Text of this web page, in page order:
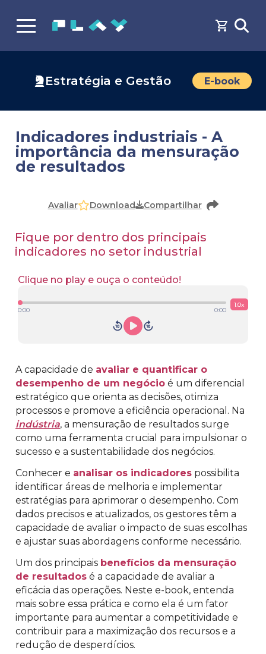
Estratégia e Gestão E-book
Indicadores industriais - A
importância da mensuração
de resultados
cadastro para acessar o conteúdo
Avaliar Download Compartilhar
Fique por dentro dos principais
indicadores no setor industrial
Clique no play e ouça o conteúdo!
0:00 0:00
1.0x
A capacidade de avaliar e quantificar o
desempenho de um negócio é um diferencial
estratégico que orienta as decisões, otimiza
processos e promove a eficiência operacional. Na
indústria, a mensuração de resultados surge
como uma ferramenta crucial para impulsionar o
sucesso e a sustentabilidade dos negócios.
Conhecer e analisar os indicadores possibilita
identificar áreas de melhoria e implementar
estratégias para aprimorar o desempenho. Com
dados precisos e atualizados, os gestores têm a
capacidade de avaliar o impacto de suas escolhas
e ajustar suas abordagens conforme necessário.
Um dos principais benefícios da mensuração
de resultados é a capacidade de avaliar a
eficácia das operações. Neste e-book, entenda
mais sobre essa prática e como ela é um fator
importante para aumentar a competitividade e
contribuir para a maximização dos recursos e a
redução de desperdícios.